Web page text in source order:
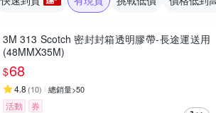
3M 313 Scotch 密封封箱透明膠帶-長途運送用
(48MMX35M)
$68
4.8 (10) 總銷量>50
活動 券